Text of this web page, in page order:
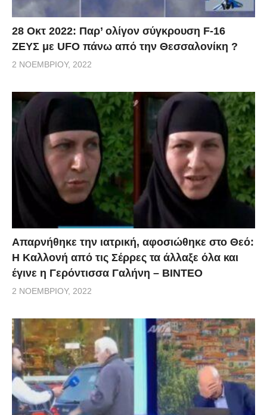
28 Οκτ 2022: Παρ’ ολίγον σύγκρουση F-16
ΖΕΥΣ με UFO πάνω από την Θεσσαλονίκη ?
2 ΝΟΕΜΒΡΊΟΥ, 2022
Απαρνήθηκε την ιατρική, αφοσιώθηκε στο Θεό:
Η Καλλονή από τις Σέρρες τα άλλαξε όλα και
έγινε η Γερόντισσα Γαλήνη – ΒΙΝΤΕΟ
2 ΝΟΕΜΒΡΊΟΥ, 2022